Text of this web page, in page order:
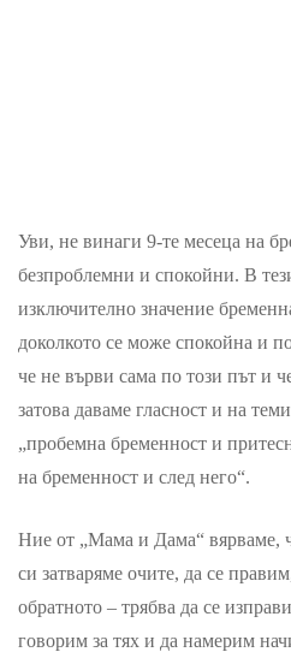
Уви, не винаги 9-тe месеца на
безпроблемни и спокойни. В
изключително значение
доколкото се може спокойна и
че не върви сама по този път и
затова даваме гласност и на
„пробемна бременност и
на бременност и след него“.
Ние от „Мама и Дама“ вярваме,
си затваряме очите, да се
обратното – трябва да се
говорим за тях и да намерим